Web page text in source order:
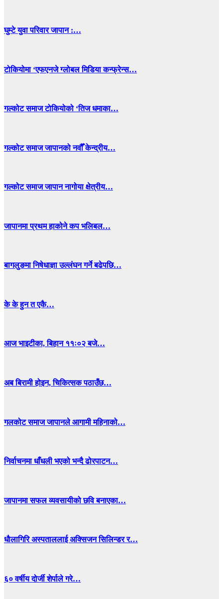
घुम्टे युवा परिवार जापान :…
टोकियोमा ‘एफएनजे ग्लोबल मिडिया कन्फ्रेन्स…
गल्कोट समाज टोकियोको ‘तिज धमाका…
गल्कोट समाज जापानको नवौँ केन्द्रीय…
गल्कोट समाज जापान नागोया क्षेत्रीय…
जापानमा प्रथम हाकोने कप भलिबल…
बागलुङमा निषेधाज्ञा उल्लंघन गर्ने बढेपछि…
के के हुन त एकै…
आज भाइटीका, बिहान ११ः०२ बजे…
अब बिरामी होइन, चिकित्सक पठाउँछ…
गलकोट समाज जापानले आगामी महिनाको…
निर्वाचनमा धाँधली भएको भन्दै ढोरपाटन…
जापानमा सफल व्यवसायीको छवि बनाएका…
धाैलागिरि अस्पताललाई अक्सिजन सिलिन्डर र…
६० वर्षीय दोर्जी शेर्पाले गरे…